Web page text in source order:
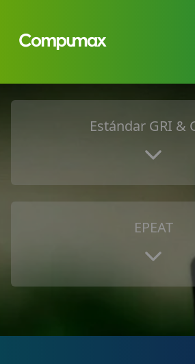
Estándar GRI &
EPEAT